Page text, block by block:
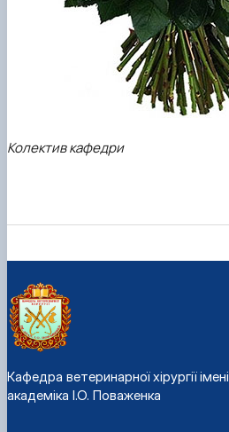
Колектив кафедри
Кафедра ветеринарної хірургії імені
академіка І.О. Поваженка